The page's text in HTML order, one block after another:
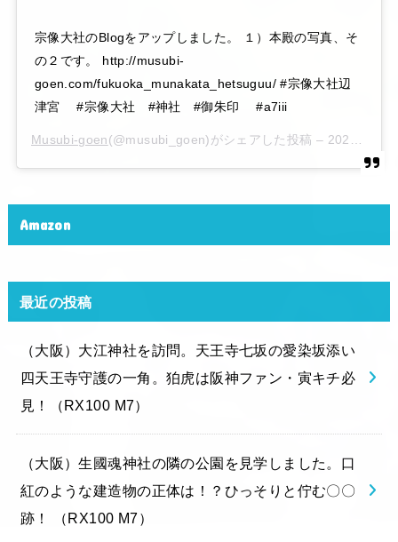
宗像大社のBlogをアップしました。 １）本殿の写真、そ
の２です。 http://musubi-
goen.com/fukuoka_munakata_hetsuguu/ #宗像大社辺
津宮 #宗像大社 #神社 #御朱印 #a7iii
Musubi-goen(@musubi_goen)がシェアした投稿 – 2020年 6月月6日午後10時15分PDT
Amazon
最近の投稿
（大阪）大江神社を訪問。天王寺七坂の愛染坂添い
四天王寺守護の一角。狛虎は阪神ファン・寅キチ必
見！（RX100 M7）
（大阪）生國魂神社の隣の公園を見学しました。口
紅のような建造物の正体は！？ひっそりと佇む〇〇
跡！ （RX100 M7）